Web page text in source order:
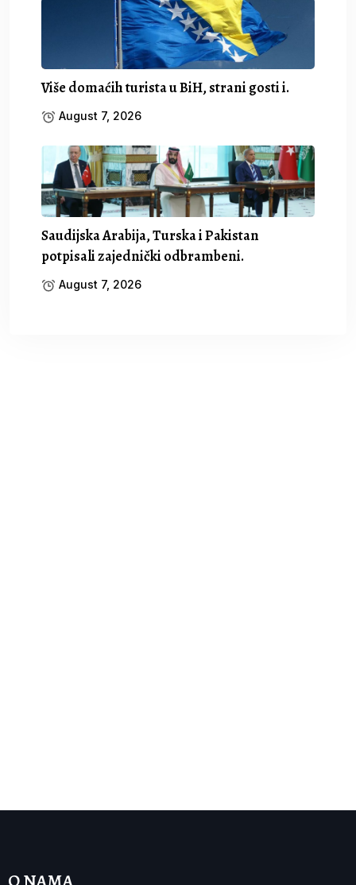
Više domaćih turista u BiH, strani gosti i.
August 7, 2026
Saudijska Arabija, Turska i Pakistan
potpisali zajednički odbrambeni.
August 7, 2026